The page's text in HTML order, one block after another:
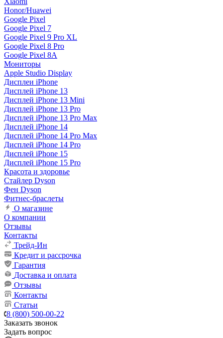
Honor/Huawei
Google Pixel
Google Pixel 7
Google Pixel 9 Pro XL
Google Pixel 8 Pro
Google Pixel 8A
Мониторы
Apple Studio Display
Дисплеи iPhone
Дисплей iPhone 13
Дисплей iPhone 13 Mini
Дисплей iPhone 13 Pro
Дисплей iPhone 13 Pro Max
Дисплей iPhone 14
Дисплей iPhone 14 Pro Max
Дисплей iPhone 14 Pro
Дисплей iPhone 15
Дисплей iPhone 15 Pro
Красота и здоровье
Стайлер Dyson
Фен Dyson
Фитнес-браслеты
О магазине
О компании
Отзывы
Контакты
Трейд-Ин
Кредит и рассрочка
Гарантия
Доставка и оплата
Отзывы
Контакты
Статьи
8 (800) 500-00-22
Заказать звонок
Задать вопрос